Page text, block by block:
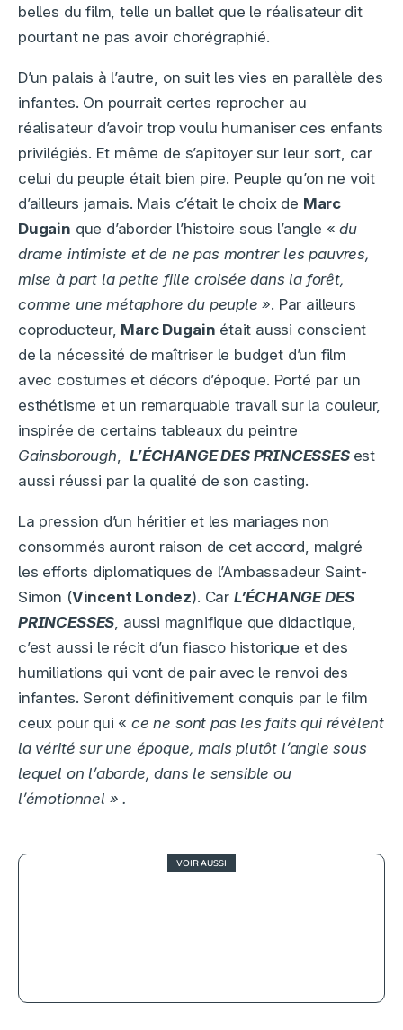
belles du film, telle un ballet que le réalisateur dit
pourtant ne pas avoir chorégraphié.
D’un palais à l’autre, on suit les vies en parallèle des
infantes. On pourrait certes reprocher au
réalisateur d’avoir trop voulu humaniser ces enfants
privilégiés. Et même de s’apitoyer sur leur sort, car
celui du peuple était bien pire. Peuple qu’on ne voit
d’ailleurs jamais. Mais c’était le choix de Marc
Dugain que d’aborder l’histoire sous l’angle «du
drame intimiste et de ne pas montrer les pauvres,
mise à part la petite fille croisée dans la forêt,
comme une métaphore du peuple ». Par ailleurs
coproducteur, Marc Dugain était aussi conscient
de la nécessité de maîtriser le budget d’un film
avec costumes et décors d’époque. Porté par un
esthétisme et un remarquable travail sur la couleur,
inspirée de certains tableaux du peintre
Gainsborough ,L’ÉCHANGE DES PRINCESSES est
aussi réussi par la qualité de son casting.
La pression d’un héritier et les mariages non
consommés auront raison de cet accord, malgré
les efforts diplomatiques de l’Ambassadeur Saint-
Simon (Vincent Londez). Car L’ÉCHANGE DES
PRINCESSES , aussi magnifique que didactique,
c’est aussi le récit d’un fiasco historique et des
humiliations qui vont de pair avec le renvoi des
infantes. Seront définitivement conquis par le film
ceux pour qui «ce ne sont pas les faits qui révèlent
la vérité sur une époque, mais plutôt l’angle sous
lequel on l’aborde, dans le sensible ou
l’émotionnel ».
VOIR AUSSI